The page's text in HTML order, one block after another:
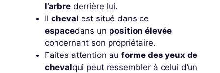
l’arbre derrière lui.
Il cheval est situé dans ce
espacedans un position élevée
concernant son propriétaire.
Faites attention au forme des yeux de
chevalqui peut ressembler à celui d’un